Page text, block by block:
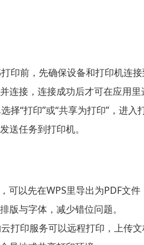
印前，先确保设备和打印机连
连接，连接成功后才可在应用里
择“打印”或“共享为打印”，进入
送任务到打印机。
可以先在WPS里导出为PDF文
版与字体，减少错位问题。
打印服务可以远程打印，上传